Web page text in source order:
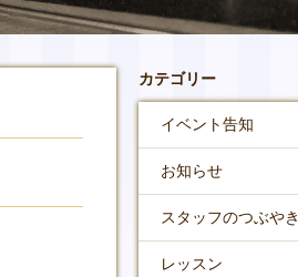
カテゴリー
イベント告知
お知らせ
スタッフのつぶやき
レッスン